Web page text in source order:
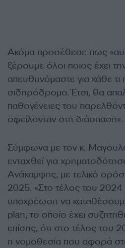
Ακόμα προσέθεσε πως
ξέρουμε όλοι ποιος έχει
απευθυνόμαστε για κάθε
σιδηρόδρομο. Έτσι, θα
παθογένειες του
οφείλονταν στη διάσπαση».
Σύμφωνα με τον κ.
ενταχθεί για
Ανάκαμψης, με τελικό
2025. «Στο τέλος του 2024
υποχρέωση να
plan, το οποίο έχει
επίσης, ότι στο τέλος του
η νομοθεσία που αφορά